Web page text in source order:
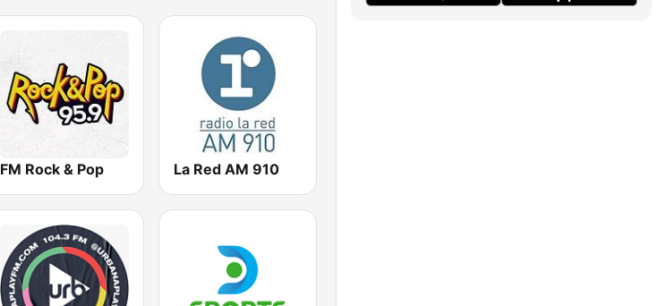
FM Rock & Pop La Red AM 910